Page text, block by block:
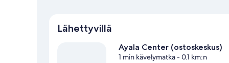
Lähettyvillä
Ayala Center (ostoskeskus)
1 min kävelymatka- 0.1 km:n